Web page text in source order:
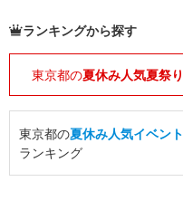
ランキングから探す
東京都の夏休み人気夏祭り
東京都の夏休み人気イベント
ランキング